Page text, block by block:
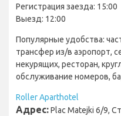
Регистрация заезда: 15:00
Выезд: 12:00
Популярные удобства:
трансфер из/в аэропорт,
некурящих, ресторан,
обслуживание номеров,
Roller Aparthotel
Адрес:Plac Matejki 6/9,